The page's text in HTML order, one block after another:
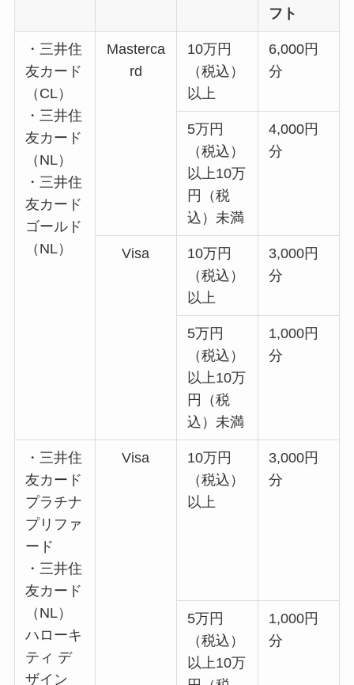
フト
・三井住
友カード
（CL）
・三井住
友カード
（NL）
・三井住
友カード
ゴールド
（NL）
Masterca
rd
10万円
（税込）
以上
6,000円
分
5万円
（税込）
以上10万
円（税
込）未満
4,000円
分
Visa
10万円
（税込）
以上
3,000円
分
5万円
（税込）
以上10万
円（税
込）未満
1,000円
分
・三井住
友カード
プラチナ
プリファ
ード
・三井住
友カード
（NL）
ハローキ
ティ デ
ザイン
Visa
10万円
（税込）
以上
3,000円
分
5万円
（税込）
以上10万
1,000円
分